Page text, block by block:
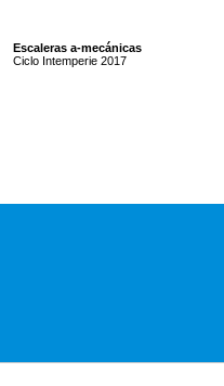
Escaleras a-mecánicas
Ciclo Intemperie 2017